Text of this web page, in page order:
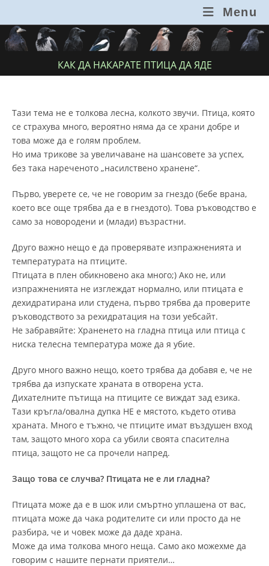
content
Menu
КАК ДА НАКАРАТЕ ПТИЦА ДА ЯДЕ
Тази тема не е толкова лесна, колкото звучи. Птица, която
се страхува много, вероятно няма да се храни добре и
това може да е голям проблем.
Но има трикове за увеличаване на шансовете за успех,
без така нареченото „насилствено хранене“.
Първо, уверете се, че не говорим за гнездо (бебе врана,
което все още трябва да е в гнездото). Това ръководство е
само за новородени и (млади) възрастни.
Друго важно нещо е да проверявате изпражненията и
температурата на птиците.
Птицата в плен обикновено ака много;) Ако не, или
изпражненията не изглеждат нормално, или птицата е
дехидратирана или студена, първо трябва да проверите
ръководството за рехидратация на този уебсайт.
Не забравяйте: Храненето на гладна птица или птица с
ниска телесна температура може да я убие.
Друго много важно нещо, което трябва да добавя е, че не
трябва да изпускате храната в отворена уста.
Дихателните пътища на птиците се виждат зад езика.
Тази кръгла/овална дупка НЕ ​​е мястото, където отива
храната. Много е тъжно, че птиците имат въздушен вход
там, защото много хора са убили своята спасителна
птица, защото не са прочели напред.
Защо това се случва? Птицата не е ли гладна?
Птицата може да е в шок или смъртно уплашена от вас,
птицата може да чака родителите си или просто да не
разбира, че и човек може да даде храна.
Може да има толкова много неща. Само ако можехме да
говорим с нашите пернати приятели…